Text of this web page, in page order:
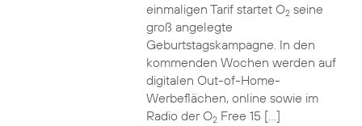
einmaligen Tarif startet O2seine
groß angelegte
Geburtstagskampagne. In den
kommenden Wochen werden auf
digitalen Out-of-Home-
Werbeflächen, online sowie im
Radio der O2Free 15 […]